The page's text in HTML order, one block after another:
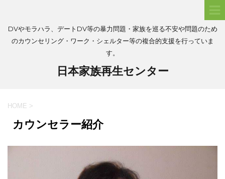
DVやモラハラ、デートDV等の暴力問題・家族を巡る不安や問題のため
のカウンセリング・ワーク・シェルター等の複合的支援を行っていま
す。
日本家族再生センター
HOME >
カウンセラー紹介